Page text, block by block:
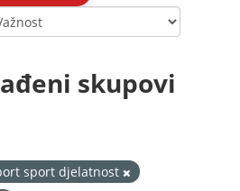
skupovi
sport djelatnost